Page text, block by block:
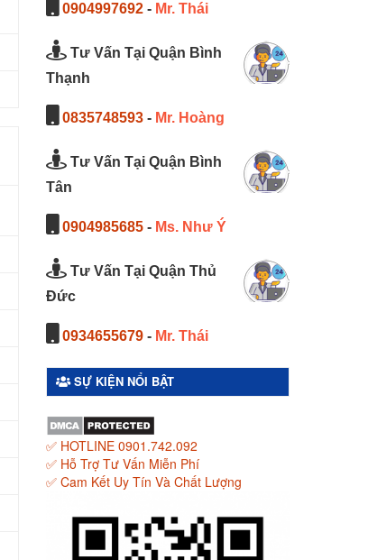
0904997692 - Mr. Thái
Tư Vấn Tại Quận Bình
Thạnh
0835748593 - Mr. Hoàng
Tư Vấn Tại Quận Bình
Tân
0904985685 - Ms. Như Ý
Tư Vấn Tại Quận Thủ
Đức
0934655679 - Mr. Thái
SỰ KIỆN NỔI BẬT
✅ HOTLINE 0901.742.092
✅ Hỗ Trợ Tư Vấn Miễn Phí
✅ Cam Kết Uy Tín Và Chất Lượng